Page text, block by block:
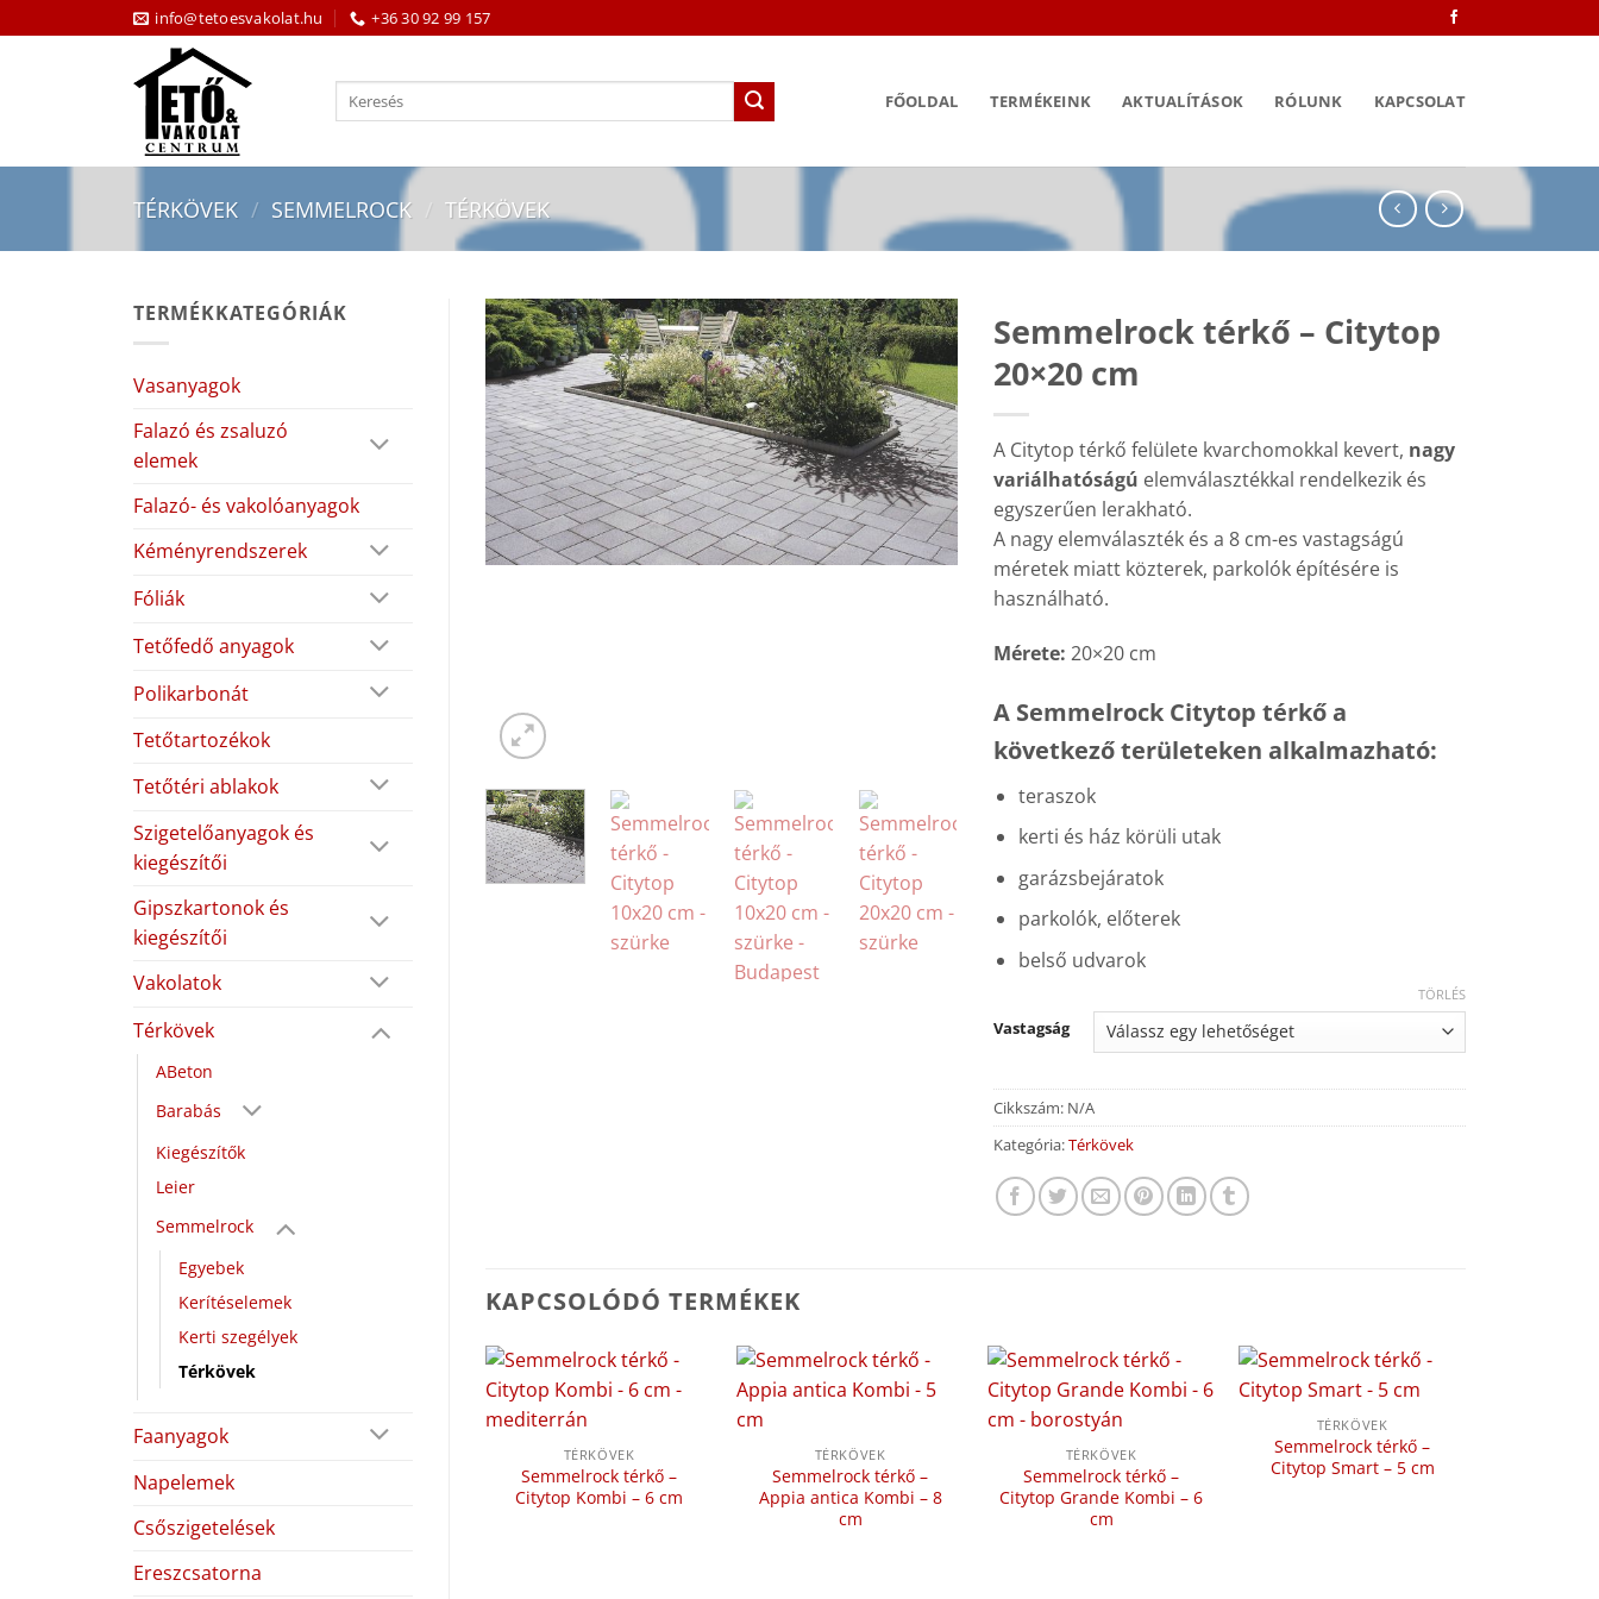
to
info@tetoesvakolat.hu +36 30 92 99 157
Keresés
FŐOLDAL TERMÉKEINK AKTUALÍTÁSOK RÓLUNK KAPCSOLAT
TÉRKÖVEK / SEMMELROCK / TÉRKÖVEK
TERMÉKKATEGÓRIÁK
Vasanyagok
Falazó és zsaluzó
elemek
Falazó- és vakolóanyagok
Kéményrendszerek
Fóliák
Tetőfedő anyagok
Polikarbonát
Tetőtartozékok
Tetőtéri ablakok
Szigetelőanyagok és
kiegészítői
Gipszkartonok és
kiegészítői
Vakolatok
Térkövek
ABeton
Barabás
Kiegészítők
Leier
Semmelrock
Egyebek
Kerítéselemek
Kerti szegélyek
Térkövek
Faanyagok
Napelemek
Csőszigetelések
Ereszcsatorna
Semmelrock térkő – Citytop
20×20 cm
A Citytop térkő felülete kvarchomokkal kevert, nagy
variálhatóságú elemválasztékkal rendelkezik és
egyszerűen lerakható.
A nagy elemválaszték és a 8 cm-es vastagságú
méretek miatt közterek, parkolók építésére is
használható.
Mérete: 20×20 cm
A Semmelrock Citytop térkő a
következő területeken alkalmazható:
teraszok
kerti és ház körüli utak
garázsbejáratok
parkolók, előterek
belső udvarok
Vastagság
TÖRLÉS
Cikkszám: N/A
Kategória:Térkövek
KAPCSOLÓDÓ TERMÉKEK
TÉRKÖVEK
Semmelrock térkő –
Citytop Kombi – 6 cm
TÉRKÖVEK
Semmelrock térkő –
Appia antica Kombi – 8
cm
TÉRKÖVEK
Semmelrock térkő –
Citytop Grande Kombi – 6
cm
TÉRKÖVEK
Semmelrock térkő –
Citytop Smart – 5 cm